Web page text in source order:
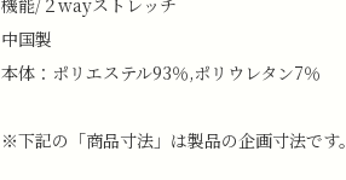
機能/２wayストレッチ
中国製
本体：ポリエステル93％,ポリウレタン7％
※下記の「商品寸法」は製品の企画寸法です。